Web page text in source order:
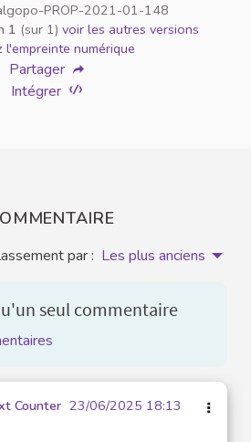
PROP-2021-01-148
1 (sur 1) voir les autres versions
l'empreinte numérique
Partager
Intégrer
par : Les plus anciens
seul commentaire
Counter 23/06/2025 18:13